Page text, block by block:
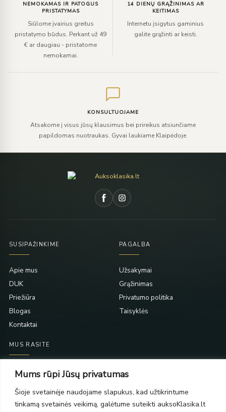
Mums rūpi Jūsų privatumas
Šioje svetainėje naudojame slapukus, kad užtikrintume
tinkamą svetainės veikimą, galėtume suteikti auksoKlasika.lt
NEMOKAMAS IR PATOGUS
PRISTATYMAS
Siūlome įvairius greitus
pristatymo būdus. Perkant už 49
€ ar daugiau - pristatome
nemokamai.
14 DIENŲ GRĄŽINIMAS AR
KEITIMAS
Internetu įsigytus gaminius
galite grąžinti ar keisti.
KONSULTUOJAME
Atsakome į visus jūsų klausimus bei prireikus atsiunčiame
papildomas nuotraukas. Gyvai laukiame Klaipėdoje.
SUSIPAŽINKIME
Apie mus
DUK
Priežiūra
Blogas
Kontaktai
PAGALBA
Užsakymai
Grąžinimas
Privatumo politika
Taisyklės
MUS RASITE
Taikos pr. 139
PC Molas, Klaipėda
Taikos pr. 141
PC BIG 2, Klaipėda